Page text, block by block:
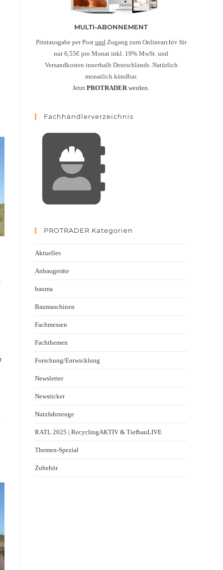
MULTI-ABONNEMENT
Printausgabe per Post und Zugang zum Onlinearchiv für
nur 6,55€ pro Monat inkl. 19% MwSt. und
Versandkosten innerhalb Deutschlands. Natürlich
monatlich kündbar.
Jetzt PROTRADERwerden.
Fachhändlerverzeichnis
PROTRADER Kategorien
Aktuelles
Anbaugeräte
bauma
Baumaschinen
Fachmessen
Fachthemen
Forschung/Entwicklung
Newsletter
Newsticker
Nutzfahrzeuge
RATL 2025 | RecyclingAKTIV & TiefbauLIVE
Themen-Spezial
Zubehör